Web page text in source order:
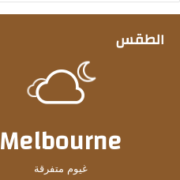
الطقس
Melbourne
غيوم متفرقة